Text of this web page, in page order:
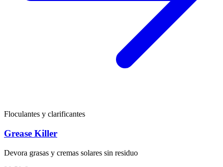
Floculantes y clarificantes
Grease Killer
Devora grasas y cremas solares sin residuo